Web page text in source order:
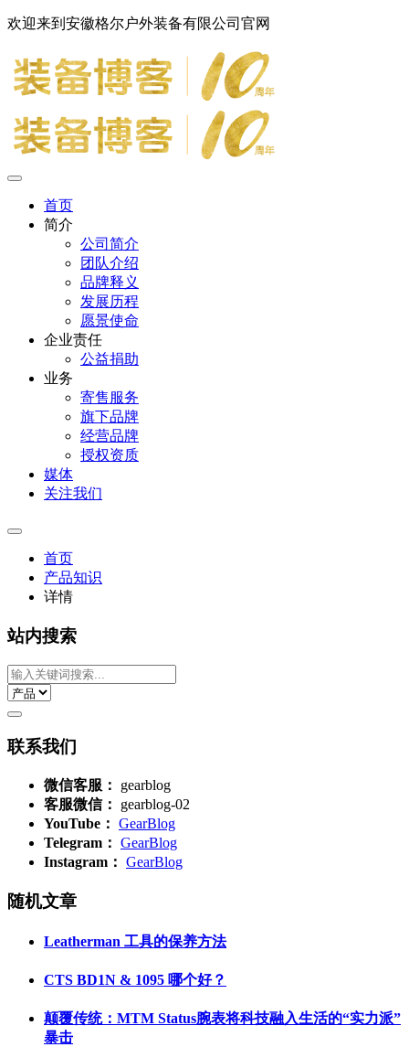
欢迎来到安徽格尔户外装备有限公司官网
首页
简介
公司简介
团队介绍
品牌释义
发展历程
愿景使命
企业责任
公益捐助
业务
寄售服务
旗下品牌
经营品牌
授权资质
媒体
关注我们
首页
产品知识
详情
站内搜索
联系我们
微信客服：
gearblog
客服微信：
gearblog-02
YouTube： GearBlog
Telegram： GearBlog
Instagram： GearBlog
随机文章
Leatherman 工具的保养方法
CTS BD1N & 1095 哪个好？
颠覆传统：MTM Status腕表将科技融入生活的“实力派”
暴击